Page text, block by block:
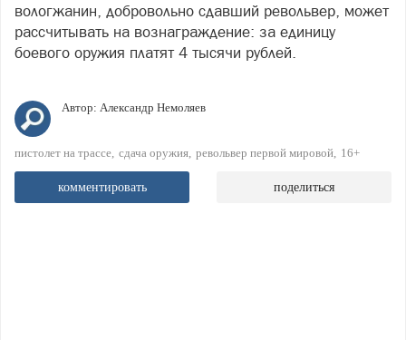
вологжанин, добровольно сдавший револьвер, может
рассчитывать на вознаграждение: за единицу
боевого оружия платят 4 тысячи рублей.
Автор: Александр Немоляев
пистолет на трассе сдача оружия револьвер первой мировой 16+
комментировать поделиться